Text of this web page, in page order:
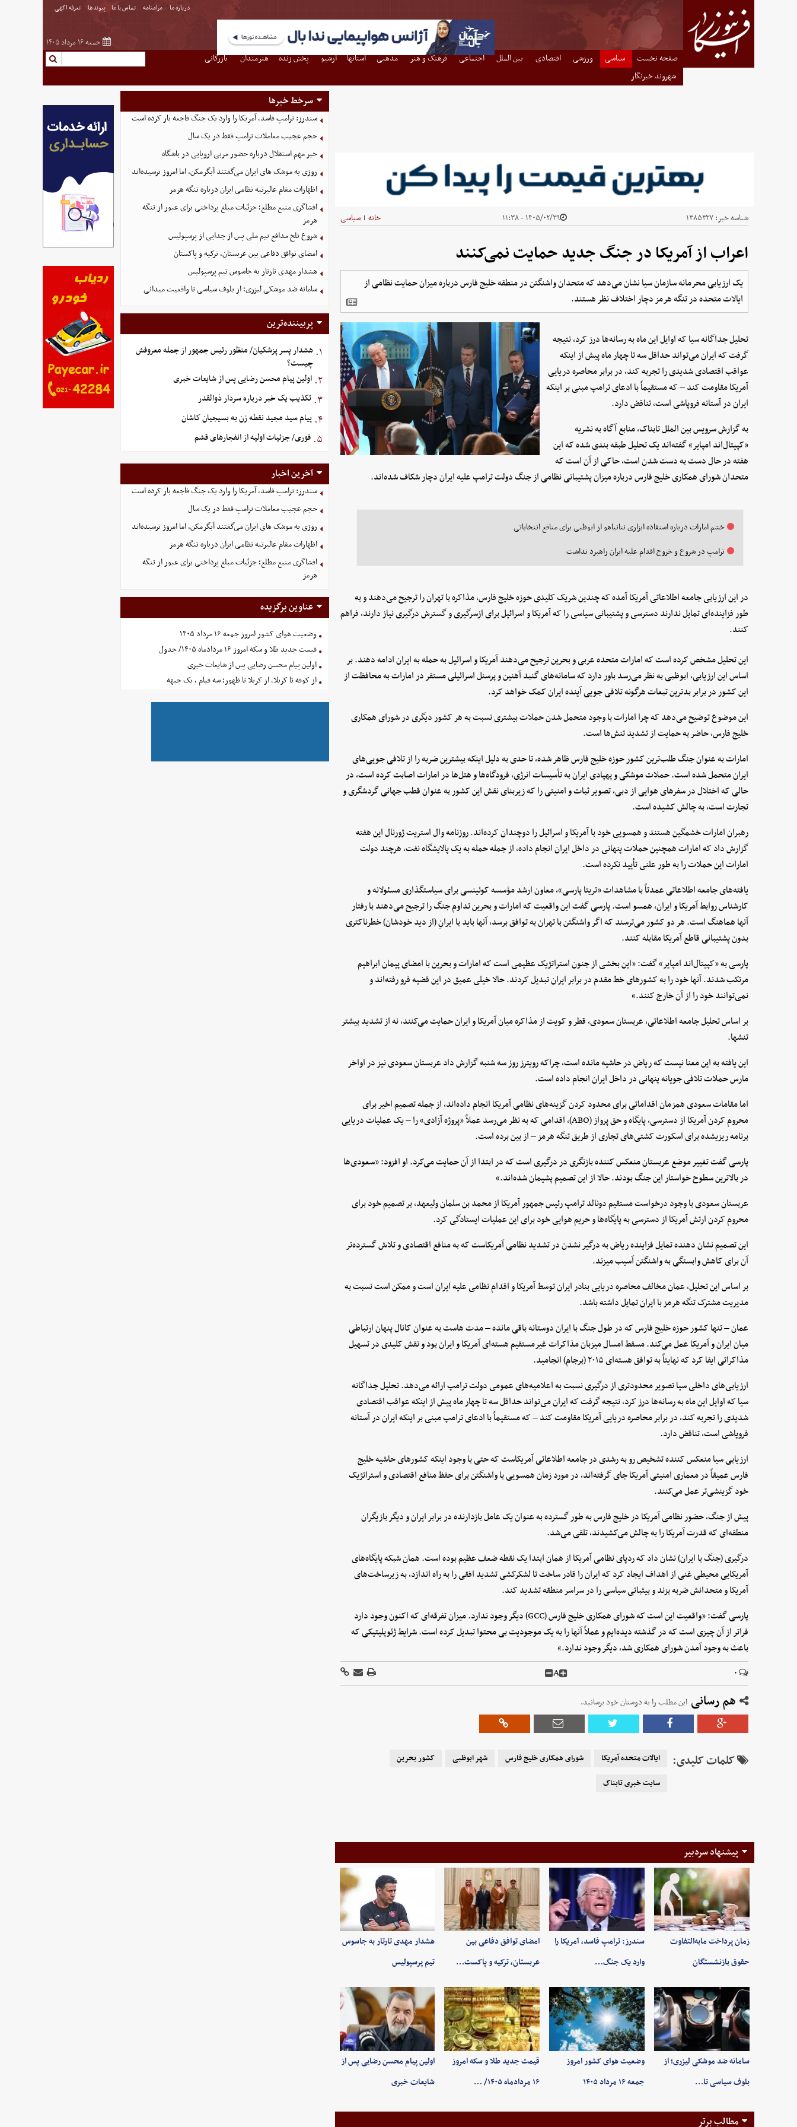
درباره ما مرامنامه تماس با ما پیوندها تعرفه اگهی
جمعه ۱۶ مرداد ۱۴۰۵
صفحه نخست سیاسی ورزشی اقتصادی بین الملل اجتماعی فرهنگ و هنر مذهبی استانها آرشیو پخش زنده هنرمندان
بازرگانی
شهروند خبرنگار
شناسه خبر:۱۳۸۵۳۲۷ ۱۴۰۵/۰۲/۲۹ - ۱۱:۳۸ خانه | سیاسی
اعراب از آمریکا در جنگ جدید حمایت نمی‌کنند
یک ارزیابی محرمانه سازمان سیا نشان می‌دهد که متحدان واشنگتن در منطقه خلیج فارس درباره میزان حمایت نظامی از
ایالات متحده در تنگه هرمز دچار اختلاف نظر هستند.
تحلیل جداگانه سیا که اوایل این ماه به رسانه‌ها درز کرد، نتیجه
گرفت که ایران می‌تواند حداقل سه تا چهار ماه پیش از اینکه
عواقب اقتصادی شدیدی را تجربه کند، در برابر محاصره دریایی
آمریکا مقاومت کند – که مستقیماً با ادعای ترامپ مبنی بر اینکه
ایران در آستانه فروپاشی است، تناقض دارد.
به گزارش سرویس بین الملل تابناک، منابع آگاه به نشریه
«کپیتال‌اند امپایر» گفته‌اند یک تحلیل طبقه بندی شده که این
هفته در حال دست به دست شدن است، حاکی از آن است که
متحدان شورای همکاری خلیج فارس درباره میزان پشتیبانی نظامی از جنگ دولت ترامپ علیه ایران دچار شکاف شده‌اند.
خشم امارات درباره استفاده ابزاری نتانیاهو از ابوظبی برای منافع انتخاباتی
ترامپ در شروع و خروج اقدام علیه ایران راهبرد نداشت
در این ارزیابی جامعه اطلاعاتی آمریکا آمده که چندین شریک کلیدی حوزه خلیج فارس، مذاکره با تهران را ترجیح می‌دهند و به
طور فزاینده‌ای تمایل ندارند دسترسی و پشتیبانی سیاسی را که آمریکا و اسرائیل برای ازسرگیری و گسترش درگیری نیاز دارند، فراهم
کنند.
این تحلیل مشخص کرده است که امارات متحده عربی و بحرین ترجیح می‌دهند آمریکا و اسرائیل به حمله به ایران ادامه دهند. بر
اساس این ارزیابی، ابوظبی به نظر می‌رسد باور دارد که سامانه‌های گنبد آهنین و پرسنل اسرائیلی مستقر در امارات به محافظت از
این کشور در برابر بدترین تبعات هرگونه تلافی جویی آینده ایران کمک خواهد کرد.
این موضوع توضیح می‌دهد که چرا امارات با وجود متحمل شدن حملات بیشتری نسبت به هر کشور دیگری در شورای همکاری
خلیج فارس، حاضر به حمایت از تشدید تنش‌ها است.
امارات به عنوان جنگ طلب‌ترین کشور حوزه خلیج فارس ظاهر شده، تا حدی به دلیل اینکه بیشترین ضربه را از تلافی جویی‌های
ایران متحمل شده است. حملات موشکی و پهپادی ایران به تأسیسات انرژی، فرودگاه‌ها و هتل‌ها در امارات اصابت کرده است، در
حالی که اختلال در سفر‌های هوایی از دبی، تصویر ثبات و امنیتی را که زیربنای نقش این کشور به عنوان قطب جهانی گردشگری و
تجارت است، به چالش کشیده است.
رهبران امارات خشمگین هستند و همسویی خود با آمریکا و اسرائیل را دوچندان کرده‌اند. روزنامه وال استریت ژورنال این هفته
گزارش داد که امارات همچنین حملات پنهانی در داخل ایران انجام داده، از جمله حمله به یک پالایشگاه نفت، هرچند دولت
امارات این حملات را به طور علنی تأیید نکرده است.
یافته‌های جامعه اطلاعاتی عمدتاً با مشاهدات «تریتا پارسی»، معاون ارشد مؤسسه کوئینسی برای سیاستگذاری مسئولانه و
کارشناس روابط آمریکا و ایران، همسو است. پارسی گفت این واقعیت که امارات و بحرین تداوم جنگ را ترجیح می‌دهند با رفتار
آنها هماهنگ است. هر دو کشور می‌ترسند که اگر واشنگتن با تهران به توافق برسد، آنها باید با ایرانِ (از دید خودشان) خطرناکتری
بدون پشتیبانی قاطع آمریکا مقابله کنند.
پارسی به «کپیتال‌اند امپایر» گفت: «این بخشی از جنون استراتژیک عظیمی است که امارات و بحرین با امضای پیمان ابراهیم
مرتکب شدند. آنها خود را به کشور‌های خط مقدم در برابر ایران تبدیل کردند. حالا خیلی عمیق در این قضیه فرو رفته‌اند و
نمی‌توانند خود را از آن خارج کنند.»
بر اساس تحلیل جامعه اطلاعاتی، عربستان سعودی، قطر و کویت از مذاکره میان آمریکا و ایران حمایت می‌کنند، نه از تشدید بیشتر
تنشها.
این یافته به این معنا نیست که ریاض در حاشیه مانده است، چراکه رویترز روز سه شنبه گزارش داد عربستان سعودی نیز در اواخر
مارس حملات تلافی جویانه پنهانی در داخل ایران انجام داده است.
اما مقامات سعودی همزمان اقداماتی برای محدود کردن گزینه‌های نظامی آمریکا انجام داده‌اند، از جمله تصمیم اخیر برای
محروم کردن آمریکا از دسترسی، پایگاه و حق پرواز (ABO)، اقدامی که به نظر می‌رسد عملاً «پروژه آزادی» را – یک عملیات دریایی
برنامه ریزیشده برای اسکورت کشتی‌های تجاری از طریق تنگه هرمز – از بین برده است.
پارسی گفت تغییر موضع عربستان منعکس کننده بازنگری در درگیری است که در ابتدا از آن حمایت می‌کرد. او افزود: «سعودی‌ها
در بالاترین سطوح خواستار این جنگ بودند. حالا از این تصمیم پشیمان شده‌اند.»
عربستان سعودی با وجود درخواست مستقیم دونالد ترامپ رئیس جمهور آمریکا از محمد بن سلمان ولیعهد، بر تصمیم خود برای
محروم کردن ارتش آمریکا از دسترسی به پایگاه‌ها و حریم هوایی خود برای این عملیات ایستادگی کرد.
این تصمیم نشان دهنده تمایل فزاینده ریاض به درگیر نشدن در تشدید نظامی آمریکاست که به منافع اقتصادی و تلاش گسترده‌تر
آن برای کاهش وابستگی به واشنگتن آسیب میزند.
بر اساس این تحلیل، عمان مخالف محاصره دریایی بنادر ایران توسط آمریکا و اقدام نظامی علیه ایران است و ممکن است نسبت به
مدیریت مشترک تنگه هرمز با ایران تمایل داشته باشد.
عمان – تنها کشور حوزه خلیج فارس که در طول جنگ با ایران دوستانه باقی مانده – مدت هاست به عنوان کانال پنهان ارتباطی
میان ایران و آمریکا عمل می‌کند. مسقط امسال میزبان مذاکرات غیرمستقیم هسته‌ای آمریکا و ایران بود و نقش کلیدی در تسهیل
مذاکراتی ایفا کرد که نهایتاً به توافق هسته‌ای ۲۰۱۵ (برجام) انجامید.
ارزیابی‌های داخلی سیا تصویر محدودتری از درگیری نسبت به اعلامیه‌های عمومی دولت ترامپ ارائه می‌دهد. تحلیل جداگانه
سیا که اوایل این ماه به رسانه‌ها درز کرد، نتیجه گرفت که ایران می‌تواند حداقل سه تا چهار ماه پیش از اینکه عواقب اقتصادی
شدیدی را تجربه کند، در برابر محاصره دریایی آمریکا مقاومت کند – که مستقیماً با ادعای ترامپ مبنی بر اینکه ایران در آستانه
فروپاشی است، تناقض دارد.
ارزیابی سیا منعکس کننده تشخیص رو به رشدی در جامعه اطلاعاتی آمریکاست که حتی با وجود اینکه کشور‌های حاشیه خلیج
فارس عمیقاً در معماری امنیتی آمریکا جای گرفته‌اند، در مورد زمان همسویی با واشنگتن برای حفظ منافع اقتصادی و استراتژیک
خود گزینشی‌تر عمل می‌کنند.
پیش از جنگ، حضور نظامی آمریکا در خلیج فارس به طور گسترده به عنوان یک عامل بازدارنده در برابر ایران و دیگر بازیگران
منطقه‌ای که قدرت آمریکا را به چالش می‌کشیدند، تلقی می‌شد.
درگیری (جنگ با ایران) نشان داد که ردپای نظامی آمریکا از همان ابتدا یک نقطه ضعف عظیم بوده است. همان شبکه پایگاه‌های
آمریکایی محیطی غنی از اهداف ایجاد کرد که ایران را قادر ساخت تا لشکرکشی تشدید افقی را به راه اندازد، به زیرساخت‌های
آمریکا و متحدانش ضربه بزند و بیثباتی سیاسی را در سراسر منطقه تشدید کند.
پارسی گفت: «واقعیت این است که شورای همکاری خلیج فارس (GCC) دیگر وجود ندارد. میزان تفرقه‌ای که اکنون وجود دارد
فراتر از آن چیزی است که در گذشته دیده‌ایم و عملاً آنها را به یک موجودیت بی محتوا تبدیل کرده است. شرایط ژئوپلیتیکی که
باعث به وجود آمدن شورای همکاری شد، دیگر وجود ندارد.»
۰ A
هم رسانی این مطلب را به دوستان خود برسانید.
کلمات کلیدی: ایالات متحده آمریکا شورای همکاری خلیج فارس شهر ابوظبی
کشور بحرین
سایت خبری تابناک
پیشنهاد سردبیر
زمان پرداخت مابه‌التفاوت
حقوق بازنشستگان
سندرز: ترامپ فاسد، آمریکا را
وارد یک جنگ…
امضای توافق دفاعی بین
عربستان، ترکیه و پاکست…
هشدار مهدی تارتار به جاسوس
تیم پرسپولیس
سامانه ضد موشکی لیزری؛ از
بلوف سیاسی تا…
وضعیت هوای کشور امروز
جمعه ۱۶ مرداد ۱۴۰۵
قیمت جدید طلا و سکه امروز
۱۶ مردادماه ۱۴۰۵/ …
اولین پیام محسن رضایی پس از
شایعات خبری
مطالب برتر
سرخط خبرها
سندرز: ترامپ فاسد، آمریکا را وارد یک جنگ فاجعه بار کرده است
حجم عجیب معاملات ترامپ فقط در یک سال
خبر مهم استقلال درباره حضور مربی اروپایی در باشگاه
روزی به موشک‌ های ایران می‌گفتند آبگرمکن، اما امروز ترسیده‌اند
اظهارات مقام عالیرتبه نظامی ایران درباره تنگه هرمز
افشاگری منبع مطلع؛ جزئیات مبلغ پرداختی برای عبور از تنگه
هرمز
شروع تلخ مدافع تیم ملی پس از جدایی از پرسپولیس
امضای توافق دفاعی بین عربستان، ترکیه و پاکستان
هشدار مهدی تارتار به جاسوس تیم پرسپولیس
سامانه ضد موشکی لیزری؛ از بلوف سیاسی تا واقعیت میدانی
پربیننده‌ترین
۱. هشدار پسر پزشکیان/ منظور رئیس جمهور از جمله معروفش
چیست؟
۲. اولین پیام محسن رضایی پس از شایعات خبری
۳. تکذیب یک خبر درباره سردار ذوالقدر
۴. پیام سید مجید نقطه زن به بسیجیان کاشان
۵. فوری/ جزئیات اولیه از انفجارهای قشم
آخرین اخبار
سندرز: ترامپ فاسد، آمریکا را وارد یک جنگ فاجعه بار کرده است
حجم عجیب معاملات ترامپ فقط در یک سال
روزی به موشک‌ های ایران می‌گفتند آبگرمکن، اما امروز ترسیده‌اند
اظهارات مقام عالیرتبه نظامی ایران درباره تنگه هرمز
افشاگری منبع مطلع؛ جزئیات مبلغ پرداختی برای عبور از تنگه
هرمز
عناوین برگزیده
وضعیت هوای کشور امروز جمعه ۱۶ مرداد ۱۴۰۵
قیمت جدید طلا و سکه امروز ۱۶ مردادماه ۱۴۰۵/ جدول
اولین پیام محسن رضایی پس از شایعات خبری
از کوفه تا کربلا، از کربلا تا ظهور؛ سه قیام ، یک جبهه